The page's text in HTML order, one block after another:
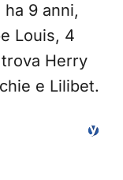
9 anni,
Louis, 4
Herry
e Lilibet.